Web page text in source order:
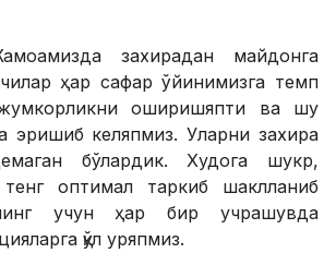
захирадан майдонга
ҳар сафар ўйинимизга темп
оширишяпти ва шу
эришиб келяпмиз. Уларни захира
бўлардик. Худога шукр,
оптимал таркиб шаклланиб
учун ҳар бир учрашувда
қўл уряпмиз.